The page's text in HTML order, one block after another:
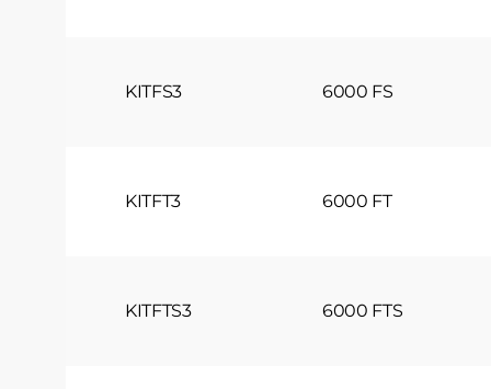
KITFS3 6000 FS
KITFT3 6000 FT
KITFTS3 6000 FTS
İnternet